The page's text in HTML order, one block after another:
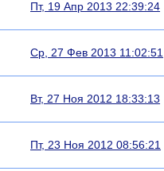
Пт, 19 Апр 2013 22:39:24
Ср, 27 Фев 2013 11:02:51
Вт, 27 Ноя 2012 18:33:13
Пт, 23 Ноя 2012 08:56:21